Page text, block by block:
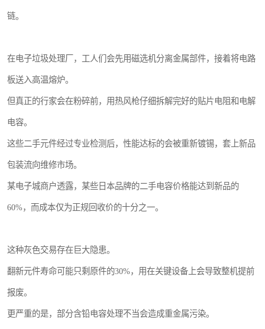
链。
在电子垃圾处理厂，工人们会先用磁选机分离金属部件，接着将电路
板送入高温熔炉。
但真正的行家会在粉碎前，用热风枪仔细拆解完好的贴片电阻和电解
电容。
这些二手元件经过专业检测后，性能达标的会被重新镀锡，套上新品
包装流向维修市场。
某电子城商户透露，某些日本品牌的二手电容价格能达到新品的
60%，而成本仅为正规回收价的十分之一。
这种灰色交易存在巨大隐患。
翻新元件寿命可能只剩原件的30%，用在关键设备上会导致整机提前
报废。
更严重的是，部分含铅电容处理不当会造成重金属污染。